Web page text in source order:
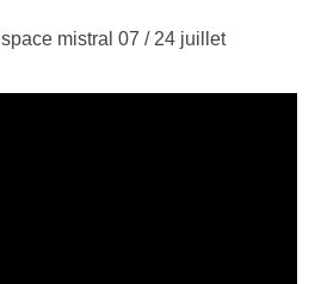
mistral 07 / 24 juillet